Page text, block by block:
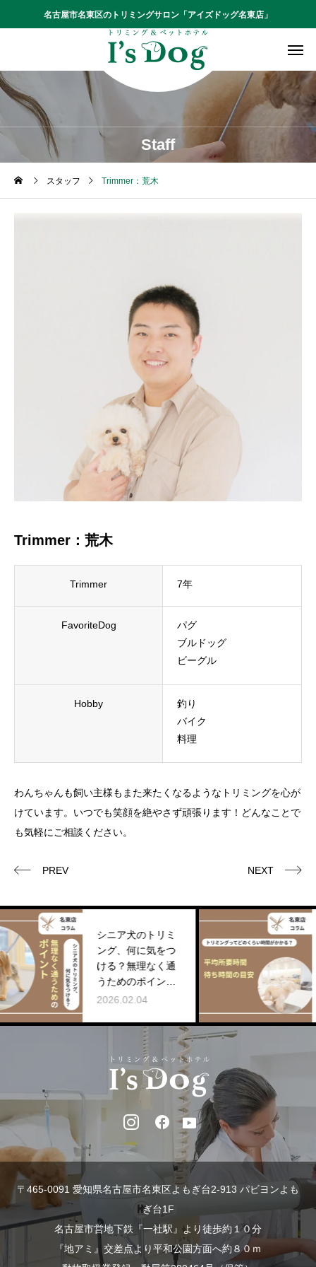
名古屋市名東区のトリミングサロン「アイズドッグ名東店」
Staff
スタッフ Trimmer：荒木
Trimmer：荒木
Trimmer 7年
FavoriteDog
パグ
ブルドッグ
ビーグル
Hobby
釣り
バイク
料理
わんちゃんも飼い主様もまた来たくなるようなトリミングを心が
けています。いつでも笑顔を絶やさず頑張ります！どんなことで
も気軽にご相談ください。
PREV NEXT
シニア犬のトリミ
ング、何に気をつ
ける？無理なく通
うためのポイント
【名東店コラム】
2026.02.04
〒465-0091 愛知県名古屋市名東区よもぎ台2-913 パビヨンよも
ぎ台1F
名古屋市営地下鉄『一社駅』より徒歩約１０分
『地アミ』交差点より平和公園方面へ約８０ｍ